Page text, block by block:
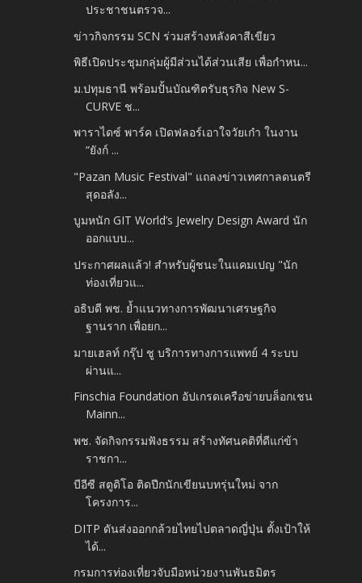
ประชาชนตรวจ...
ข่าวกิจกรรม SCN ร่วมสร้างหลังคาสีเขียว
พิธีเปิดประชุมกลุ่มผู้มีส่วนได้ส่วนเสีย เพื่อกําหน...
ม.ปทุมธานี พร้อมปั้นบัณฑิตรับธุรกิจ New S-
CURVE ช...
พาราไดซ์ พาร์ค เปิดฟลอร์เอาใจวัยเก๋า ในงาน
“ยังก์ ...
"Pazan​ Music Festival" แถลงข่าวเทศกาลดนตรี
สุดอลัง...
บูมหนัก GIT World’s Jewelry Design Award นัก
ออกแบบ...
ประกาศผลแล้ว! สำหรับผู้ชนะในแคมเปญ "นัก
ท่องเที่ยวแ...
อธิบดี พช. ย้ำแนวทางการพัฒนาเศรษฐกิจ
ฐานราก เพื่อยก...
มายเฮลท์ กรุ๊ป ชู บริการทางการแพทย์ 4 ระบบ
ผ่านแ...
Finschia Foundation อัปเกรดเครือข่ายบล็อกเชน
Mainn...
พช. จัดกิจกรรมฟังธรรม สร้างทัศนคติที่ดีแก่ข้า
ราชกา...
บีอีซี สตูดิโอ ติดปีกนักเขียนบทรุ่นใหม่ จาก
โครงการ...
DITP ดันส่งออกกล้วยไทยไปตลาดญี่ปุ่น ตั้งเป้าให้
ได้...
กรมการท่องเที่ยวจับมือหน่วยงานพันธมิตร